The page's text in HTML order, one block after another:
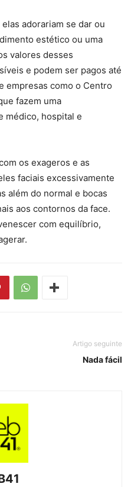
adorariam se dar ou
estético ou uma
valores desses
e podem ser pagos até
empresas como o Centro
fazem uma
médico, hospital e
os exageros e as
faciais excessivamente
além do normal e bocas
aos contornos da face.
com equilíbrio,
Artigo seguinte
Nada fácil